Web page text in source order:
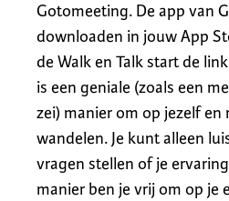
Gotomeeting. De app van
downloaden in jouw App
de Walk en Talk start de
is een geniale (zoals een
zei) manier om op jezelf en
wandelen. Je kunt alleen
vragen stellen of je
manier ben je vrij om op je